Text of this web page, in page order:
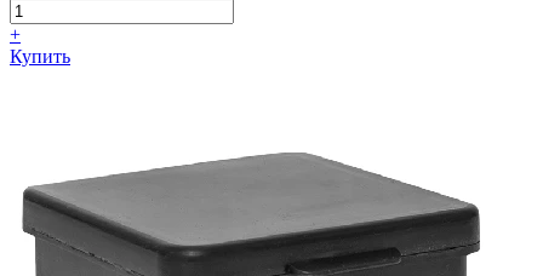
+
Купить